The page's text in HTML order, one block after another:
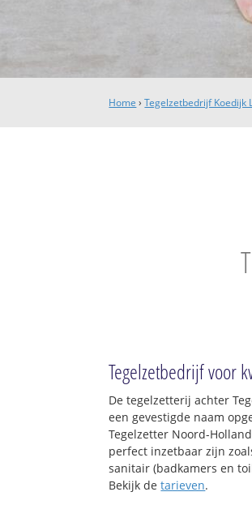
Home ›Tegelzetbedrijf Koedijk
Tegelzetbedrijf voor
De tegelzetterij achter
een gevestigde naam
Tegelzetter Noord-
perfect inzetbaar zijn
sanitair (badkamers en
Bekijk detarieven.